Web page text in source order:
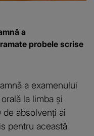
a
probele scrise
a examenului
la limba și
absolvenți ai
pentru această